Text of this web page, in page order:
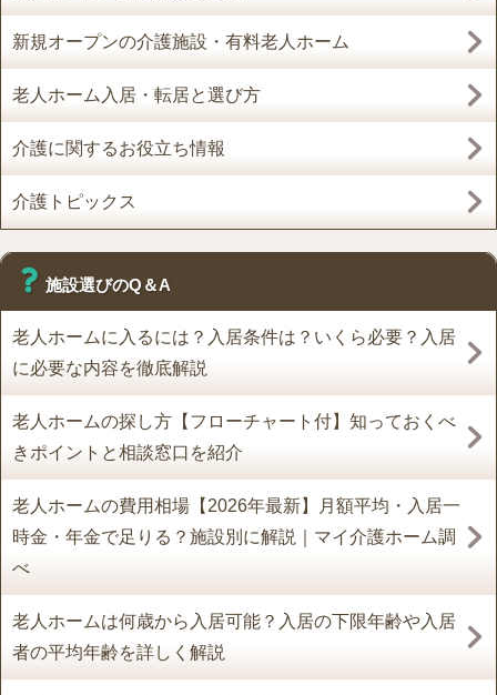
新規オープンの介護施設・有料老人ホーム
老人ホーム入居・転居と選び方
介護に関するお役立ち情報
介護トピックス
施設選びのQ＆A
老人ホームに入るには？入居条件は？いくら必要？入居
に必要な内容を徹底解説
老人ホームの探し方【フローチャート付】知っておくべ
きポイントと相談窓口を紹介
老人ホームの費用相場【2026年最新】月額平均・入居一
時金・年金で足りる？施設別に解説｜マイ介護ホーム調
べ
老人ホームは何歳から入居可能？入居の下限年齢や入居
者の平均年齢を詳しく解説